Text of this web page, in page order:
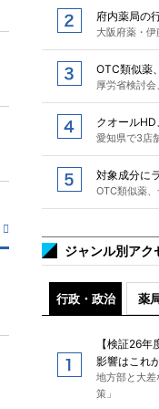
府内薬局の
大阪府薬・
OTC類似薬
厚労省検討
クオール
愛知県で3店
対象成分に
OTC類似薬
ジャンル別アク
行政・政治 薬
【検証26
影響はこれ
地方部と大
策」